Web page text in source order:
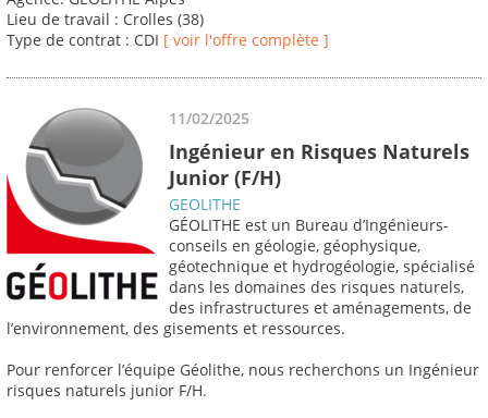
Lieu de travail : Crolles (38)
Type de contrat : CDI [ voir l'offre complète ]
11/02/2025
Ingénieur en Risques Naturels
Junior (F/H)
GEOLITHE
GÉOLITHE est un Bureau d’Ingénieurs-
conseils en géologie, géophysique,
géotechnique et hydrogéologie, spécialisé
dans les domaines des risques naturels,
des infrastructures et aménagements, de
l’environnement, des gisements et ressources.
Pour renforcer l’équipe Géolithe, nous recherchons un Ingénieur
risques naturels junior F/H.